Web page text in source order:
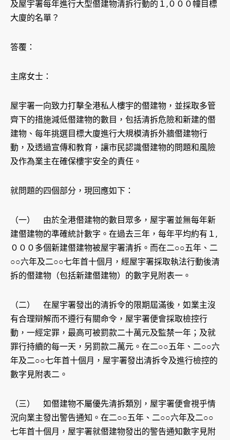
及屋宇署每年進行大型僭建物清拆行動的１,０００幢目標
大廈的名單？
答覆：
主席女士：
屋宇署一向致力打擊全港私人樓宇的僭建物，並採取多管
齊下的措施減低僭建物的數目，包括清拆危險和新建的僭
建物、每年挑選目標大廈進行大規模清拆外牆僭建物行
動，及透過宣傳和教育，讓市民認識僭建物的問題和風險
及作為業主在確保樓宇安全的責任。
就問題的四個部分，現回應如下：
（一） 由於全港僭建物的數目眾多，屋宇署並無每年新
建僭建物的準確統計數字。在過去三年，每年平均約有１,
０００多個新建僭建物被屋宇署清拆。而在二○○五年、二
○○六年及二○○七年首十個月，經屋宇署採取執法行動後清
拆的僭建物（包括新建僭建物）的數字見附表一。
（二） 在屋宇署發出的清拆令的限期屆滿後，如業主沒
有合理辯解而不遵行有關命令，屋宇署便會採取檢控行
動，一經定罪，最高可被罰款二十萬元及監禁一年；及就
罪行持續的每一天，另罰款二萬元。在二○○五年、二○○六
年及二○○七年首十個月，屋宇署發出清拆令及進行檢控的
數字見附表二。
（三） 如僭建物不屬優先清拆類別，屋宇署便會視乎情
況向業主發出警告通知。在二○○五年、二○○六年及二○○
七年首十個月，屋宇署就僭建物發出的警告通知數字見附